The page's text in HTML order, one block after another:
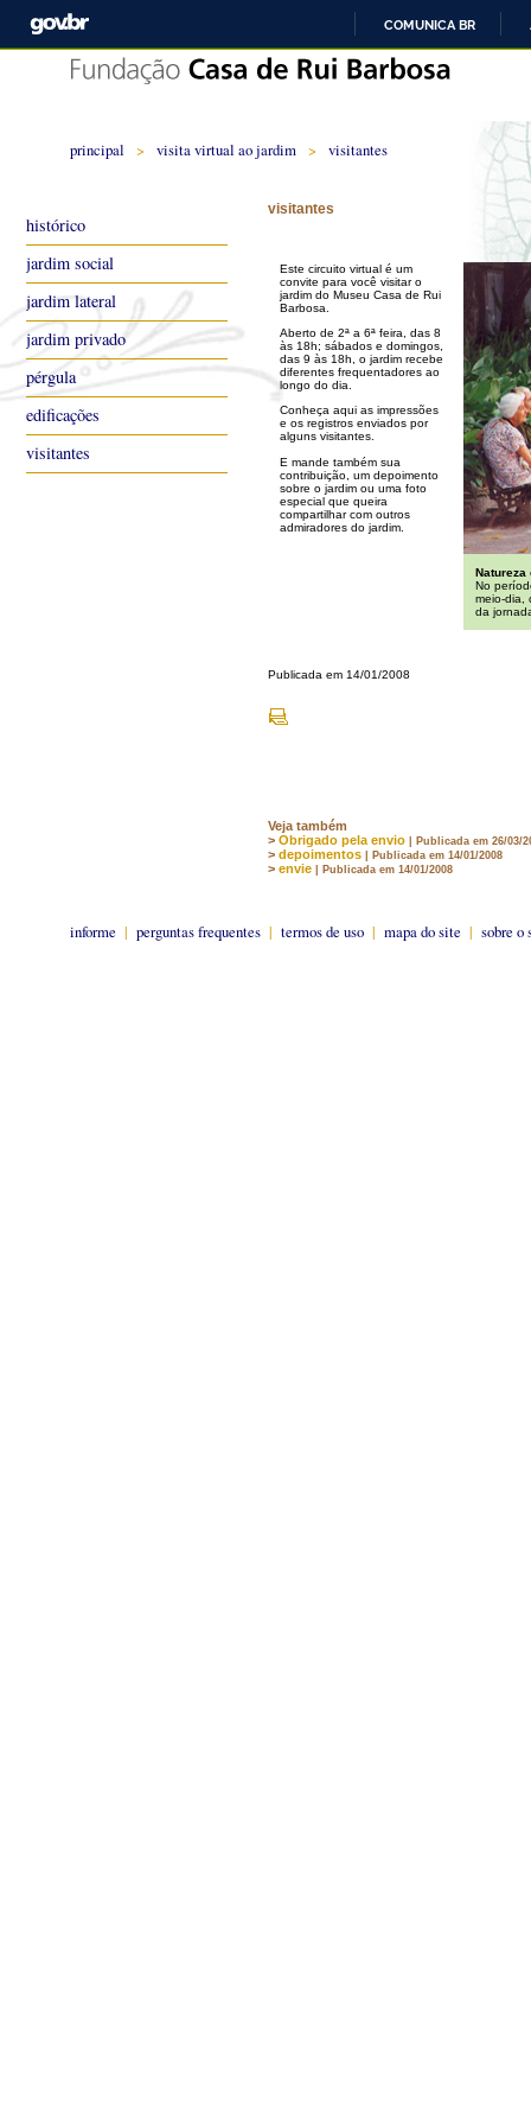
COMUNICA BR
principal > visita virtual ao jardim > visitantes
visitantes
Este circuito virtual é um
convite para você visitar o
jardim do Museu Casa de Rui
Barbosa.
Aberto de 2ª a 6ª feira, das 8
às 18h; sábados e domingos,
das 9 às 18h, o jardim recebe
diferentes frequentadores ao
longo do dia.
Conheça aqui as impressões
e os registros enviados por
alguns visitantes.
E mande também sua
contribuição, um depoimento
sobre o jardim ou uma foto
especial que queira
compartilhar com outros
admiradores do jardim.
Natureza
No
meio-dia,
da
Publicada em 14/01/2008
Veja também
> Obrigado pela envio | Publicada em 26/03/
> depoimentos | Publicada em 14/01/2008
> envie | Publicada em 14/01/2008
informe | perguntas frequentes | termos de uso | mapa do site | sobre o
histórico
jardim social
jardim lateral
jardim privado
pérgula
edificações
visitantes